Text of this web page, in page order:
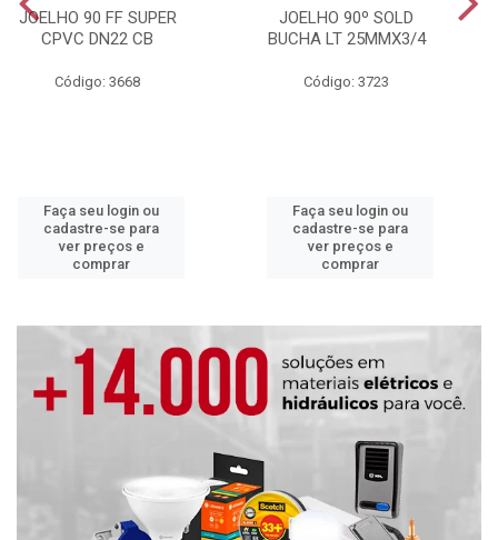
JOELHO 90 FF SUPER
CPVC DN22 CB
Código: 3668
Faça seu login ou
cadastre-se para
ver preços e
comprar
JOELHO 90º SOLD
BUCHA LT 25MMX3/4
Código: 3723
Faça seu login ou
cadastre-se para
ver preços e
comprar